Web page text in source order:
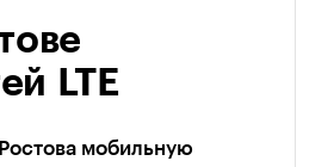
LTE
мобильную